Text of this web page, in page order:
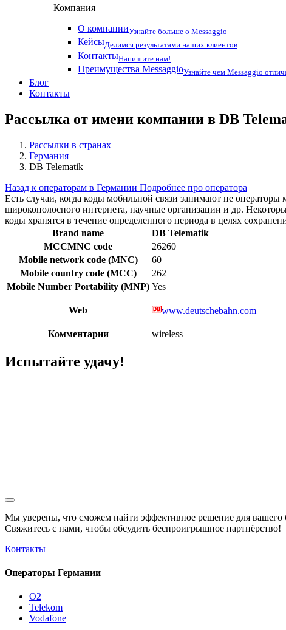
Компания
О компанииУзнайте больше о Messaggio
КейсыДелимся результатами наших клиентов
КонтактыНапишите нам!
Преимущества MessaggioУзнайте чем Messaggio
Блог
Контакты
Рассылка от имени компании в DB
Рассылки в странах
Германия
DB Telematik
Назад к операторам в Германии Подробнее про оператора
Есть случаи, когда коды мобильной связи занимают не
широкополосного интернета, научные организации и др.
коды хранятся в течение определенного периода в целях
Brand name
DB Telematik
MCCMNC code
26260
Mobile network code (MNC)
60
Mobile country code (MCC)
262
Mobile Number Portability (MNP) Yes
Web www.deutschebahn.com
Комментарии wireless
Испытайте удачу!
Мы уверены, что сможем найти эффективное решение для вашего
Свяжитесь с нами, чтобы обсудить беспроигрышное партнёрство!
Контакты
Операторы Германии
O2
Telekom
Vodafone